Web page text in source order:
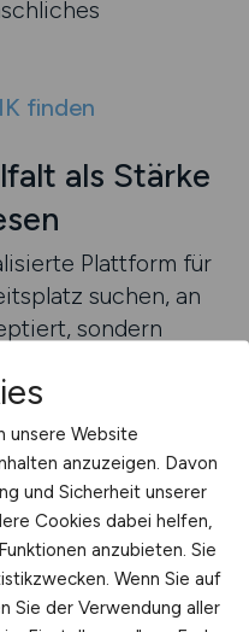
finden
als Stärke
Plattform für
suchen, an
sondern
die sich durch
faire
können
gezielt nach
und Inklusion
unsere Website
anzuzeigen. Davon
und Sicherheit unserer
Cookies dabei helfen,
anzubieten. Sie
Wenn Sie auf
Sie der Verwendung aller